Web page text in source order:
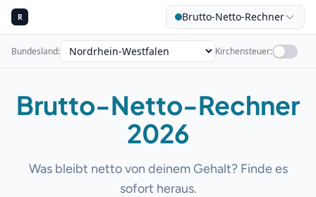
R Brutto-Netto-Rechner
Bundesland: Kirchensteuer:
Brutto-Netto-Rechner
2026
Was bleibt netto von deinem Gehalt? Finde es
sofort heraus.